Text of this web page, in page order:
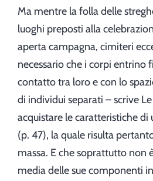
Ma mentre la folla delle
luoghi preposti alla
aperta campagna, cimiteri
necessario che i corpi entrino
contatto tra loro e con lo
di individui separati – scrive
acquistare le caratteristiche di
(p. 47), la quale risulta
massa. E che soprattutto non
media delle sue componenti